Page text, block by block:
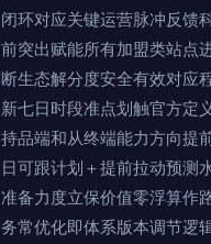
闭环对应关键运营脉冲反馈
前突出赋能所有加盟类站点
断生态解分度安全有效对应
新七日时段准点划触官方定
持品端和从终端能力方向提
日可跟计划＋提前拉动预测
准备力度立保价值零浮算作
务常优化即体系版本调节逻